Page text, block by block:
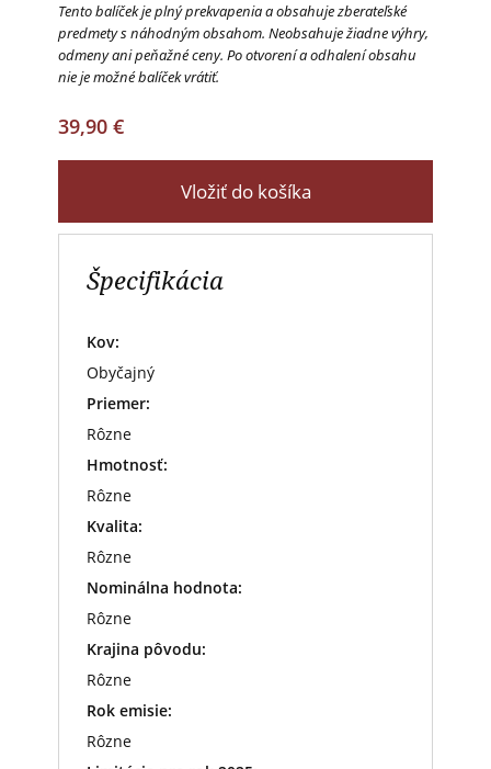
Tento balíček je plný prekvapenia a obsahuje zberateľské
predmety s náhodným obsahom. Neobsahuje žiadne výhry,
odmeny ani peňažné ceny. Po otvorení a odhalení obsahu
nie je možné balíček vrátiť.
39,90 €
Vložiť do košíka
Špecifikácia
Kov:
Obyčajný
Priemer:
Rôzne
Hmotnosť:
Rôzne
Kvalita:
Rôzne
Nominálna hodnota:
Rôzne
Krajina pôvodu:
Rôzne
Rok emisie:
Rôzne